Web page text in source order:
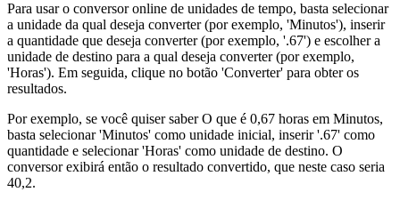
Para usar o conversor online de unidades de tempo, basta selecionar
a unidade da qual deseja converter (por exemplo, 'Minutos'), inserir
a quantidade que deseja converter (por exemplo, '.67') e escolher a
unidade de destino para a qual deseja converter (por exemplo,
'Horas'). Em seguida, clique no botão 'Converter' para obter os
resultados.
Por exemplo, se você quiser saber O que é 0,67 horas em Minutos,
basta selecionar 'Minutos' como unidade inicial, inserir '.67' como
quantidade e selecionar 'Horas' como unidade de destino. O
conversor exibirá então o resultado convertido, que neste caso seria
40,2.